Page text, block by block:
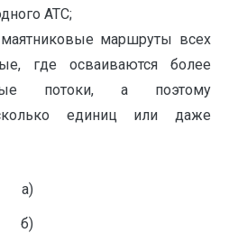
АТС;
маршруты всех
где осваиваются более
потоки, а поэтому
единиц или даже
а)
б)